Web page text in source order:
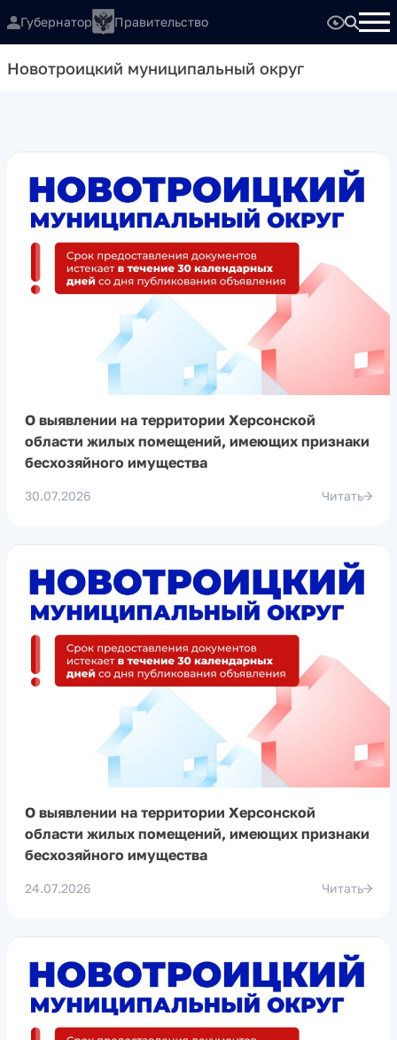
Губернатор Правительство
Новотроицкий муниципальный округ
О выявлении на территории Херсонской
области жилых помещений, имеющих признаки
бесхозяйного имущества
30.07.2026 Читать
О выявлении на территории Херсонской
области жилых помещений, имеющих признаки
бесхозяйного имущества
24.07.2026 Читать